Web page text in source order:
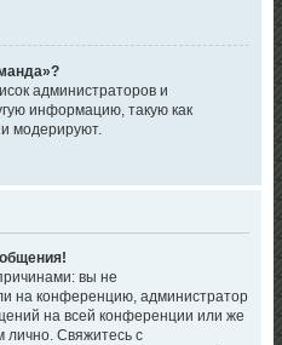
администраторов и
информацию, такую как
модерируют.
вы не
на конференцию, администратор
на всей конференции или же
лично. Свяжитесь с